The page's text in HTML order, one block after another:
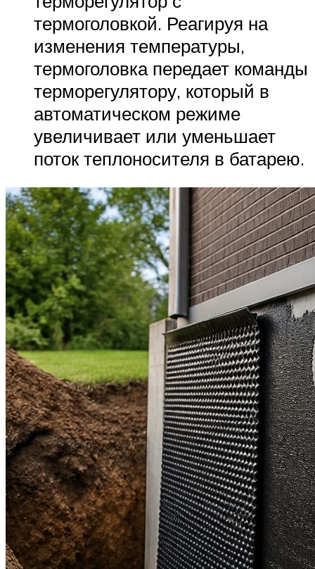
термоголовкой. Реагируя на
изменения температуры,
термоголовка передает команды
терморегулятору, который в
автоматическом режиме
увеличивает или уменьшает
поток теплоносителя в батарею.